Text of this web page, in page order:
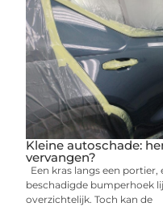
Kleine autoschade:
vervangen?
Een kras langs een
beschadigde bumperhoek
overzichtelijk. Toch kan de